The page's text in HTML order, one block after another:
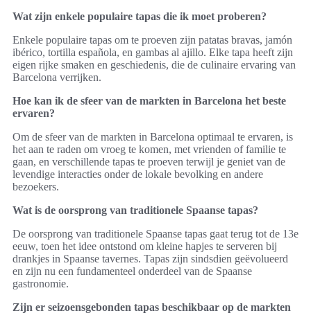
Wat zijn enkele populaire tapas die ik moet proberen?
Enkele populaire tapas om te proeven zijn patatas bravas, jamón
ibérico, tortilla española, en gambas al ajillo. Elke tapa heeft zijn
eigen rijke smaken en geschiedenis, die de culinaire ervaring van
Barcelona verrijken.
Hoe kan ik de sfeer van de markten in Barcelona het beste
ervaren?
Om de sfeer van de markten in Barcelona optimaal te ervaren, is
het aan te raden om vroeg te komen, met vrienden of familie te
gaan, en verschillende tapas te proeven terwijl je geniet van de
levendige interacties onder de lokale bevolking en andere
bezoekers.
Wat is de oorsprong van traditionele Spaanse tapas?
De oorsprong van traditionele Spaanse tapas gaat terug tot de 13e
eeuw, toen het idee ontstond om kleine hapjes te serveren bij
drankjes in Spaanse tavernes. Tapas zijn sindsdien geëvolueerd
en zijn nu een fundamenteel onderdeel van de Spaanse
gastronomie.
Zijn er seizoensgebonden tapas beschikbaar op de markten